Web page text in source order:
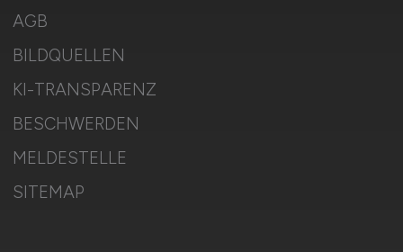
AGB
BILDQUELLEN
KI-TRANSPARENZ
BESCHWERDEN
MELDESTELLE
SITEMAP